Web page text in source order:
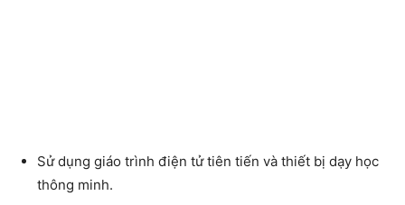
Sử dụng giáo trình điện tử tiên tiến và thiết bị dạy học
thông minh.